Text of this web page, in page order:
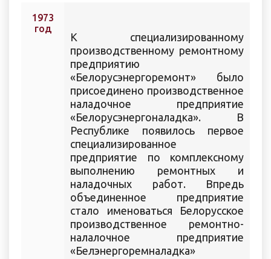
1973
год
К специализированному
производственному ремонтному
предприятию
«Белорусэнергоремонт» было
присоединено производственное
наладочное предприятие
«Белорусэнергоналадка». В
Республике появилось первое
специализированное
предприятие по комплексному
выполнению ремонтных и
наладочных работ. Впредь
объединенное предприятие
стало именоваться Белорусское
производственное ремонтно-
налалочное предприятие
«Белэнергоремналадка»